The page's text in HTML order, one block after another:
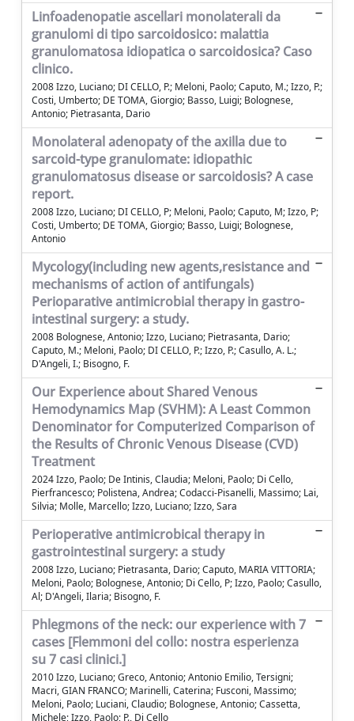
Linfoadenopatie ascellari monolaterali da
granulomi di tipo sarcoidosico: malattia
granulomatosa idiopatica o sarcoidosica? Caso
clinico.
2008 Izzo, Luciano; DI CELLO, P.; Meloni, Paolo; Caputo, M.; Izzo, P.;
Costi, Umberto; DE TOMA, Giorgio; Basso, Luigi; Bolognese,
Antonio; Pietrasanta, Dario
Monolateral adenopaty of the axilla due to
sarcoid-type granulomate: idiopathic
granulomatosus disease or sarcoidosis? A case
report.
2008 Izzo, Luciano; DI CELLO, P; Meloni, Paolo; Caputo, M; Izzo, P;
Costi, Umberto; DE TOMA, Giorgio; Basso, Luigi; Bolognese,
Antonio
Mycology(including new agents,resistance and
mechanisms of action of antifungals)
Perioparative antimicrobial therapy in gastro-
intestinal surgery: a study.
2008 Bolognese, Antonio; Izzo, Luciano; Pietrasanta, Dario;
Caputo, M.; Meloni, Paolo; DI CELLO, P.; Izzo, P.; Casullo, A. L.;
D'Angeli, I.; Bisogno, F.
Our Experience about Shared Venous
Hemodynamics Map (SVHM): A Least Common
Denominator for Computerized Comparison of
the Results of Chronic Venous Disease (CVD)
Treatment
2024 Izzo, Paolo; De Intinis, Claudia; Meloni, Paolo; Di Cello,
Pierfrancesco; Polistena, Andrea; Codacci-Pisanelli, Massimo; Lai,
Silvia; Molle, Marcello; Izzo, Luciano; Izzo, Sara
Perioperative antimicrobical therapy in
gastrointestinal surgery: a study
2008 Izzo, Luciano; Pietrasanta, Dario; Caputo, MARIA VITTORIA;
Meloni, Paolo; Bolognese, Antonio; Di Cello, P; Izzo, Paolo; Casullo,
Al; D'Angeli, Ilaria; Bisogno, F.
Phlegmons of the neck: our experience with 7
cases [Flemmoni del collo: nostra esperienza
su 7 casi clinici.]
2010 Izzo, Luciano; Greco, Antonio; Antonio Emilio, Tersigni;
Macri, GIAN FRANCO; Marinelli, Caterina; Fusconi, Massimo;
Meloni, Paolo; Luciani, Claudio; Bolognese, Antonio; Cassetta,
Michele; Izzo, Paolo; P., Di Cello